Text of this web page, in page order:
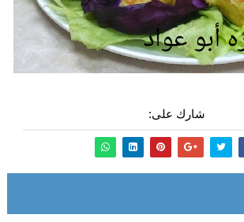
شارك على: